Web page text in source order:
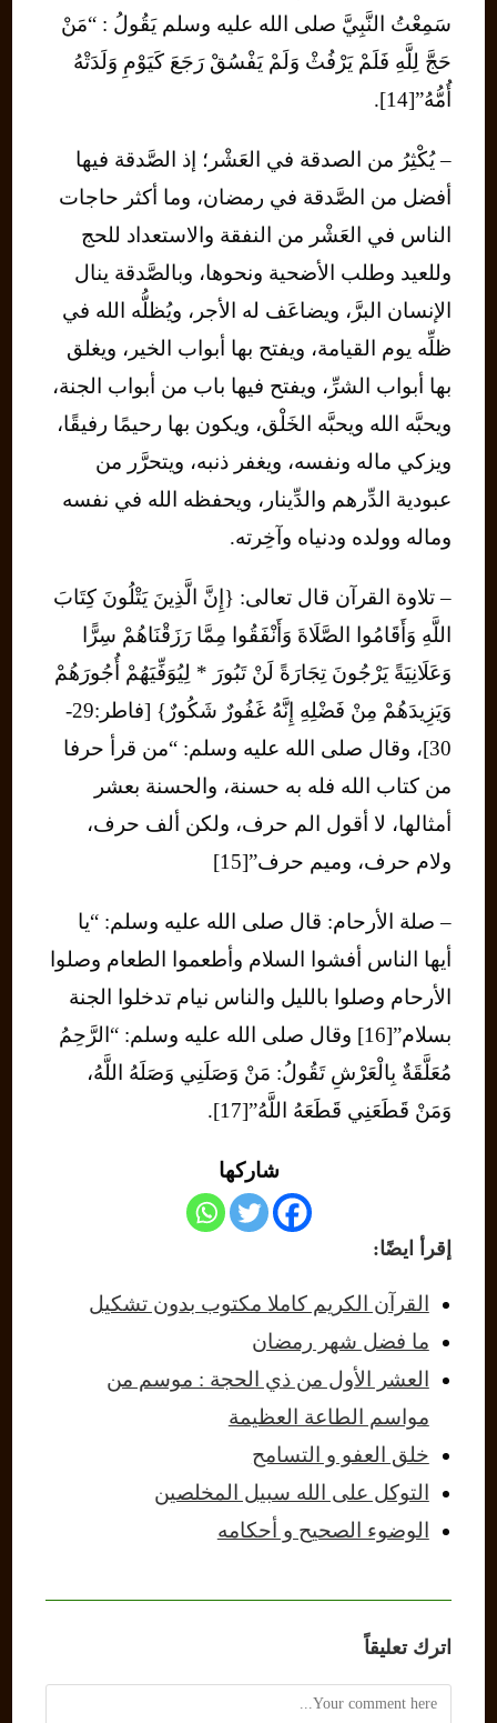
سَمِعْتُ النَّبِيَّ صلى الله عليه وسلم يَقُولُ : “مَنْ
حَجَّ لِلَّهِ فَلَمْ يَرْفُثْ وَلَمْ يَفْسُقْ رَجَعَ كَيَوْمِ وَلَدَتْهُ
أُمُّهُ”[14].
– يُكْثِرُ من الصدقة في العَشْر؛ إذ الصَّدقة فيها
أفضل من الصَّدقة في رمضان، وما أكثر حاجات
الناس في العَشْر من النفقة والاستعداد للحج
وللعيد وطلب الأضحية ونحوها، وبالصَّدقة ينال
الإنسان البرَّ، ويضاعَف له الأجر، ويُظلُّه الله في
ظلِّه يوم القيامة، ويفتح بها أبواب الخير، ويغلق
بها أبواب الشرِّ، ويفتح فيها باب من أبواب الجنة،
ويحبَّه الله ويحبَّه الخَلْق، ويكون بها رحيمًا رفيقًا،
ويزكي ماله ونفسه، ويغفر ذنبه، ويتحرَّر من
عبودية الدِّرهم والدِّينار، ويحفظه الله في نفسه
وماله وولده ودنياه وآخِرته.
– تلاوة القرآن قال تعالى: {إِنَّ الَّذِينَ يَتْلُونَ كِتَابَ
اللَّهِ وَأَقَامُوا الصَّلَاةَ وَأَنْفَقُوا مِمَّا رَزَقْنَاهُمْ سِرًّا
وَعَلَانِيَةً يَرْجُونَ تِجَارَةً لَنْ تَبُورَ * لِيُوَفِّيَهُمْ أُجُورَهُمْ
وَيَزِيدَهُمْ مِنْ فَضْلِهِ إِنَّهُ غَفُورٌ شَكُورٌ} [فاطر:29-
30]، وقال صلى الله عليه وسلم: “من قرأ حرفا
من كتاب الله فله به حسنة، والحسنة بعشر
أمثالها، لا أقول الم حرف، ولكن ألف حرف،
ولام حرف، وميم حرف”[15]
– صلة الأرحام: قال صلى الله عليه وسلم: “يا
أيها الناس أفشوا السلام وأطعموا الطعام وصلوا
الأرحام وصلوا بالليل والناس نيام تدخلوا الجنة
بسلام”[16] وقال صلى الله عليه وسلم: “الرَّحِمُ
مُعَلَّقَةٌ بِالْعَرْشِ تَقُولُ: مَنْ وَصَلَنِي وَصَلَهُ اللَّهُ،
وَمَنْ قَطَعَنِي قَطَعَهُ اللَّهُ”[17].
شاركها
إقرأ ايضًا:
القرآن الكريم كاملا مكتوب بدون تشكيل
ما فضل شهر رمضان
العشر الأول من ذي الحجة : موسم من
مواسم الطاعة العظيمة
خلق العفو و التسامح
التوكل على الله سبيل المخلصين
الوضوء الصحيح و أحكامه
اترك تعليقاً
Comment